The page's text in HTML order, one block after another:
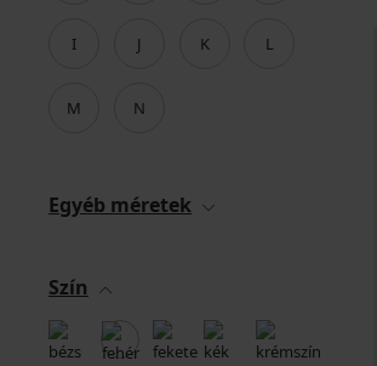
I J K L
M N
Egyéb méretek
Szín